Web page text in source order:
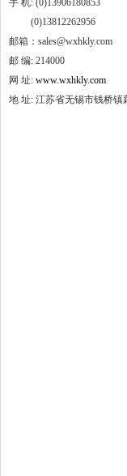
手 机: (0)13906180853
(0)13812262956
邮箱：sales@wxhkly.com
邮 编: 214000
网 址: www.wxhkly.com
地 址: 江苏省无锡市钱桥镇